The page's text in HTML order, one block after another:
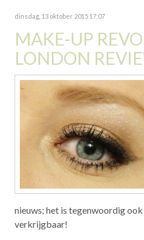
dinsdag, 13 oktober 2015 17:07
MAKE-UP
LONDON
nieuws; het is tegenwoordig
verkrijgbaar!